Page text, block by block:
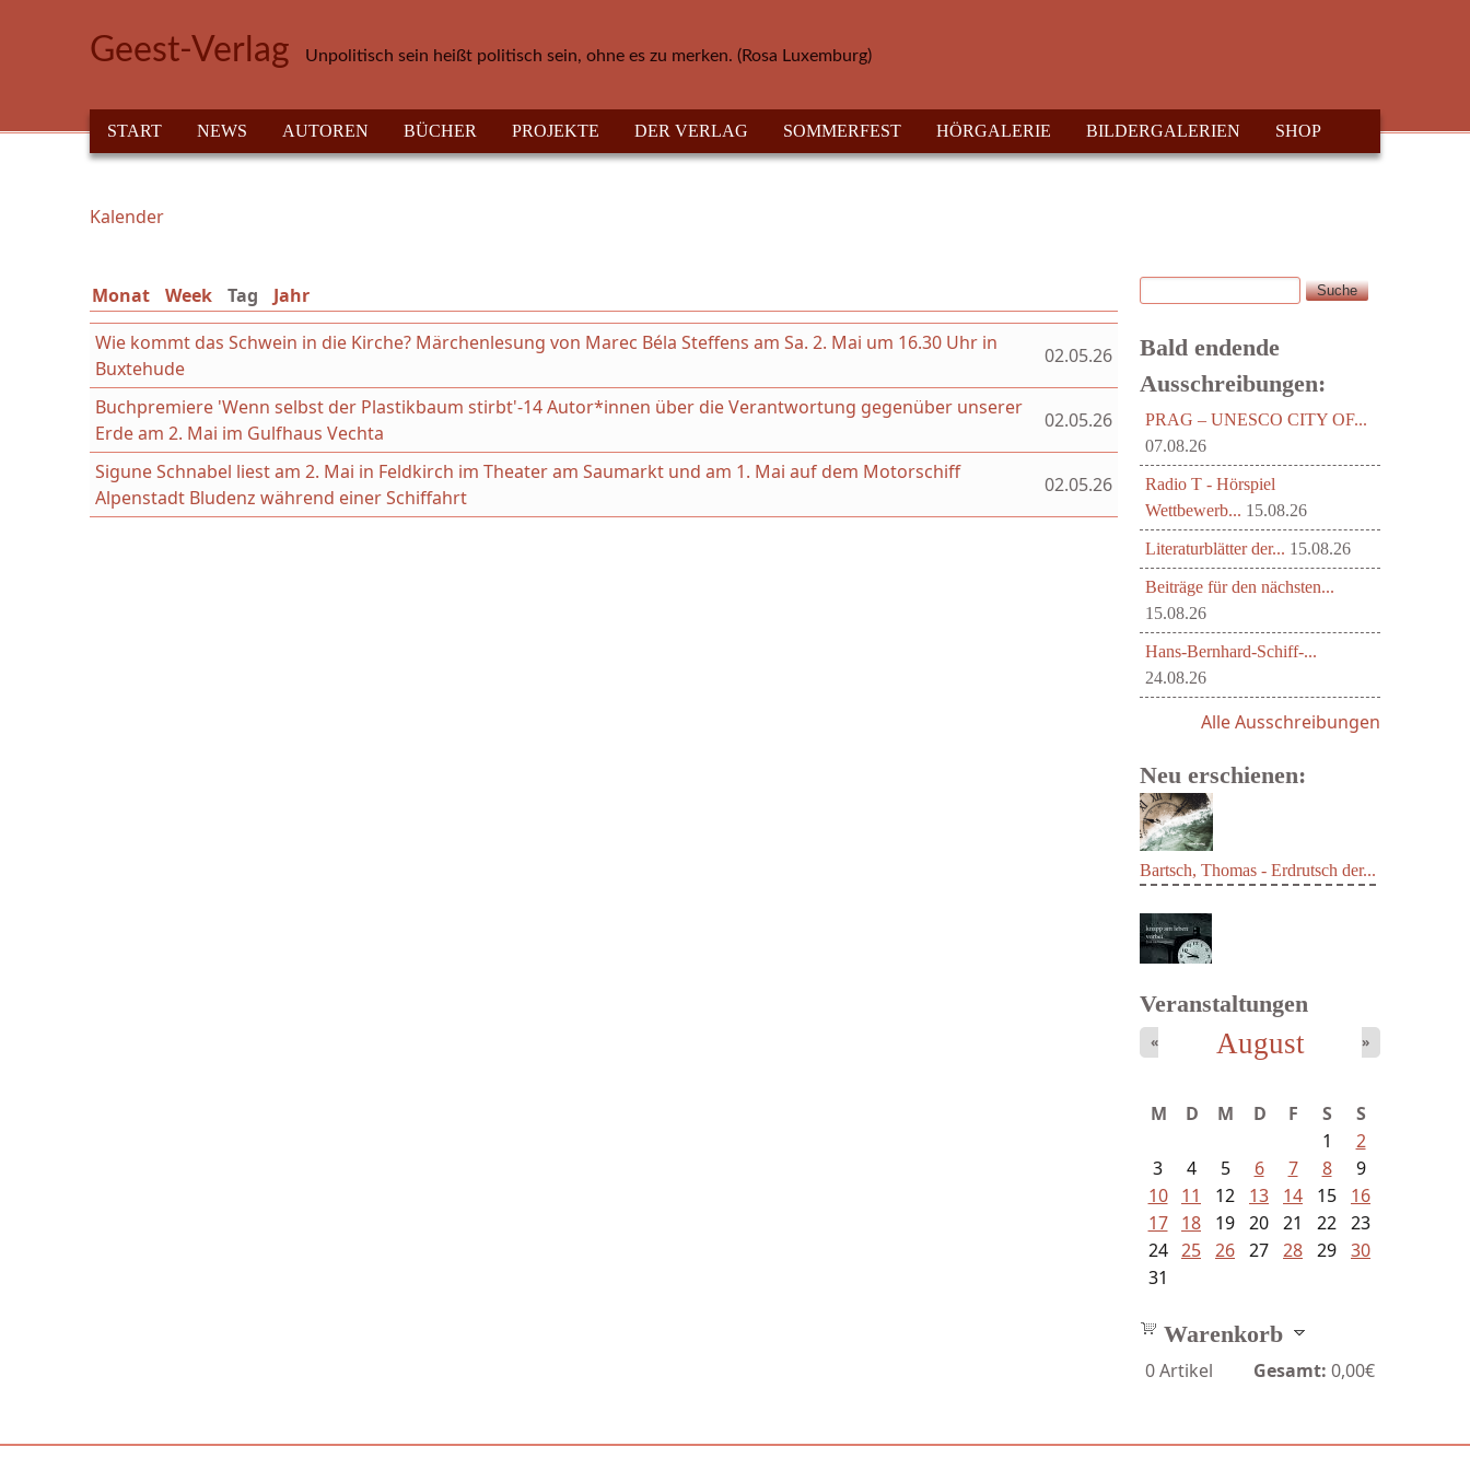
Geest-Verlag Unpolitisch sein heißt politisch sein, ohne es zu merken. (Rosa Luxemburg)
HAUPTMENÜ
START NEWS AUTOREN BÜCHER PROJEKTE DER VERLAG SOMMERFEST HÖRGALERIE BILDERGALERIEN SHOP
Sie sind hier
Kalender
Monat Week Tag (aktiver Reiter)
Jahr
Wie kommt das Schwein in die Kirche? Märchenlesung von Marec Béla Steffens am Sa. 2. Mai um 16.30 Uhr in
Buxtehude
02.05.26
Buchpremiere 'Wenn selbst der Plastikbaum stirbt'-14 Autor*innen über die Verantwortung gegenüber unserer
Erde am 2. Mai im Gulfhaus Vechta
02.05.26
Sigune Schnabel liest am 2. Mai in Feldkirch im Theater am Saumarkt und am 1. Mai auf dem Motorschiff
Alpenstadt Bludenz während einer Schiffahrt
02.05.26
Suchformular
Suche
Bald endende
Ausschreibungen:
PRAG – UNESCO CITY OF...
07.08.26
Radio T - Hörspiel
Wettbewerb... 15.08.26
Literaturblätter der... 15.08.26
Beiträge für den nächsten...
15.08.26
Hans-Bernhard-Schiff-...
24.08.26
Alle Ausschreibungen
Neu erschienen:
Bartsch, Thomas - Erdrutsch der...
Veranstaltungen
August
« »
M D M D F S
S
1
2
3
4 5 6 7 8
9
10
11 12 13 14 15
16
17
18 19 20 21 22 23
24 25 26 27 28 29 30
31
Warenkorb
0Artikel Gesamt: 0,00€